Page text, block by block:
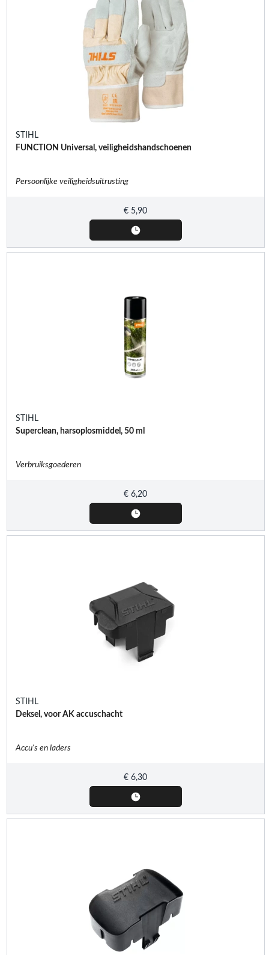
STIHL
FUNCTION Universal, veiligheidshandschoenen
Persoonlijke veiligheidsuitrusting
€ 5,90
STIHL
Superclean, harsoplosmiddel, 50 ml
Verbruiksgoederen
€ 6,20
STIHL
Deksel, voor AK accuschacht
Accu's en laders
€ 6,30